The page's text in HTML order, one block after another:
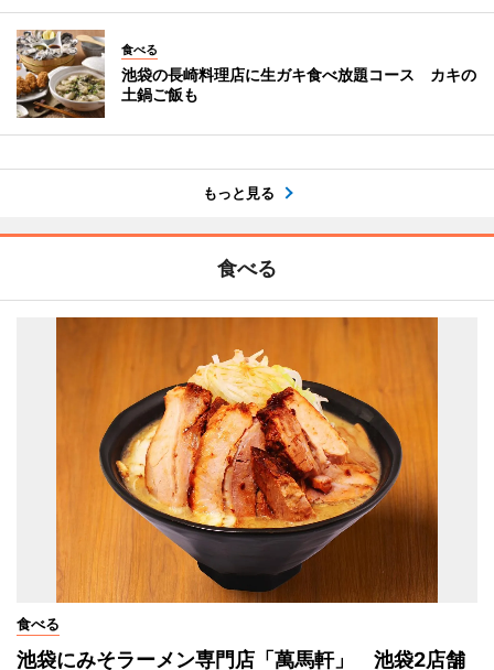
食べる
池袋の長崎料理店に生ガキ食べ放題コース カキの
土鍋ご飯も
もっと見る
食べる
食べる
池袋にみそラーメン専門店「萬馬軒」 池袋2店舗